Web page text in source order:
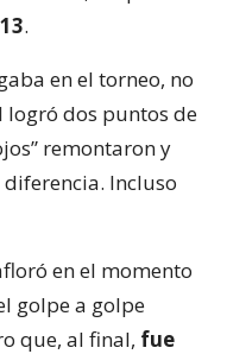
.
en el torneo, no
logró dos puntos de
remontaron y
Incluso
en el momento
golpe a golpe
que, al final, fue